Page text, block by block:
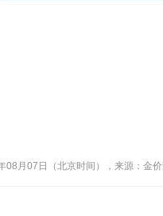
08月07日（北京时间），来源：金价